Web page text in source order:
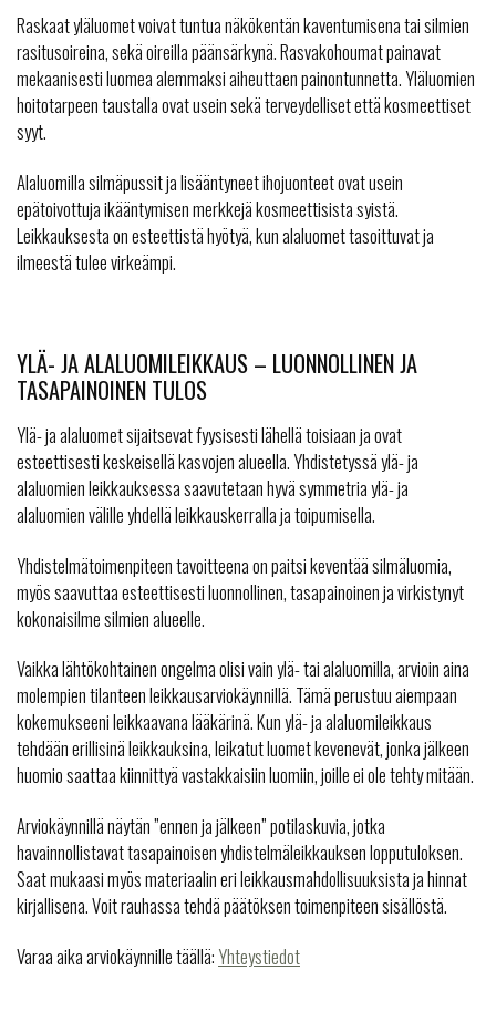
Raskaat yläluomet voivat tuntua näkökentän kaventumisena tai silmien
rasitusoireina, sekä oireilla päänsärkynä. Rasvakohoumat painavat
mekaanisesti luomea alemmaksi aiheuttaen painontunnetta. Yläluomien
hoitotarpeen taustalla ovat usein sekä terveydelliset että kosmeettiset
syyt.
Alaluomilla silmäpussit ja lisääntyneet ihojuonteet ovat usein
epätoivottuja ikääntymisen merkkejä kosmeettisista syistä.
Leikkauksesta on esteettistä hyötyä, kun alaluomet tasoittuvat ja
ilmeestä tulee virkeämpi.
YLÄ- JA ALALUOMILEIKKAUS – LUONNOLLINEN JA
TASAPAINOINEN TULOS
Ylä- ja alaluomet sijaitsevat fyysisesti lähellä toisiaan ja ovat
esteettisesti keskeisellä kasvojen alueella. Yhdistetyssä ylä- ja
alaluomien leikkauksessa saavutetaan hyvä symmetria ylä- ja
alaluomien välille yhdellä leikkauskerralla ja toipumisella.
Yhdistelmätoimenpiteen tavoitteena on paitsi keventää silmäluomia,
myös saavuttaa esteettisesti luonnollinen, tasapainoinen ja virkistynyt
kokonaisilme silmien alueelle.
Vaikka lähtökohtainen ongelma olisi vain ylä- tai alaluomilla, arvioin aina
molempien tilanteen leikkausarviokäynnillä. Tämä perustuu aiempaan
kokemukseeni leikkaavana lääkärinä. Kun ylä- ja alaluomileikkaus
tehdään erillisinä leikkauksina, leikatut luomet kevenevät, jonka jälkeen
huomio saattaa kiinnittyä vastakkaisiin luomiin, joille ei ole tehty mitään.
Arviokäynnillä näytän ”ennen ja jälkeen” potilaskuvia, jotka
havainnollistavat tasapainoisen yhdistelmäleikkauksen lopputuloksen.
Saat mukaasi myös materiaalin eri leikkausmahdollisuuksista ja hinnat
kirjallisena. Voit rauhassa tehdä päätöksen toimenpiteen sisällöstä.
Varaa aika arviokäynnille täällä: Yhteystiedot